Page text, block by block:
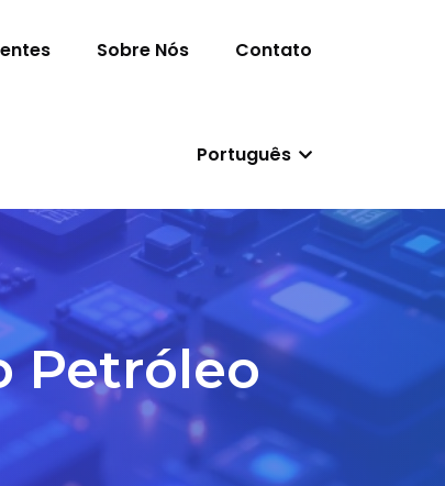
Sobre Nós Contato
Português
Petróleo